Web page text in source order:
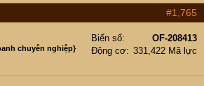
#1,765
chuyên nghiệp}
Biển số
OF-208413
Động cơ
331,422 Mã lực